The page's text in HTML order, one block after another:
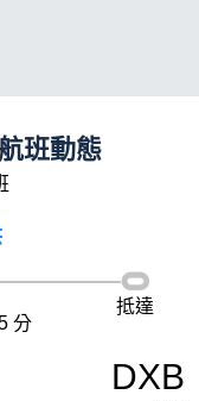
班動態
分
抵達
DXB